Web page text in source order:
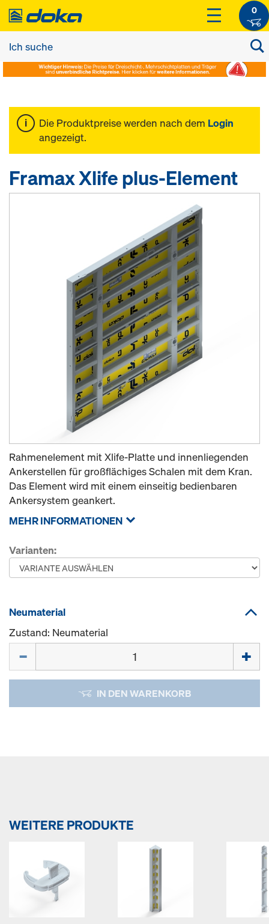
0
Die Produktpreise werden nach dem Login
angezeigt.
Framax Xlife plus-Element
Rahmenelement mit Xlife-Platte und innenliegenden
Ankerstellen für großflächiges Schalen mit dem Kran.
Das Element wird mit einem einseitig bedienbaren
Ankersystem geankert.
MEHR INFORMATIONEN
Varianten:
Neumaterial
Zustand: Neumaterial
IN DEN WARENKORB
WEITERE PRODUKTE